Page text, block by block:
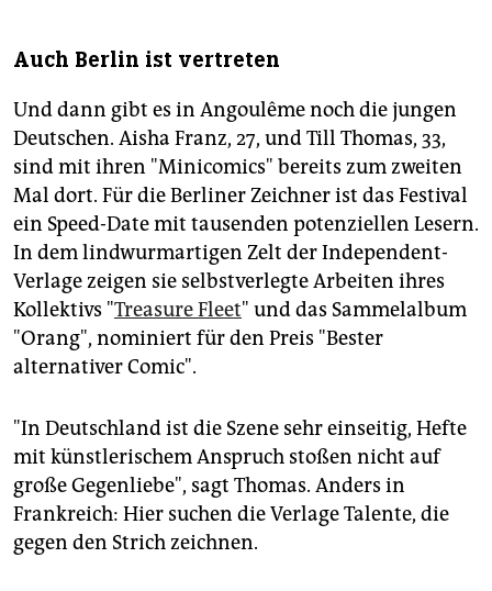
Auch Berlin ist vertreten
Und dann gibt es in Angoulême noch die jungen
Deutschen. Aisha Franz, 27, und Till Thomas, 33,
sind mit ihren "Minicomics" bereits zum zweiten
Mal dort. Für die Berliner Zeichner ist das Festival
ein Speed-Date mit tausenden potenziellen Lesern.
In dem lindwurmartigen Zelt der Independent-
Verlage zeigen sie selbstverlegte Arbeiten ihres
Kollektivs "Treasure Fleet" und das Sammelalbum
"Orang", nominiert für den Preis "Bester
alternativer Comic".
"In Deutschland ist die Szene sehr einseitig, Hefte
mit künstlerischem Anspruch stoßen nicht auf
große Gegenliebe", sagt Thomas. Anders in
Frankreich: Hier suchen die Verlage Talente, die
gegen den Strich zeichnen.